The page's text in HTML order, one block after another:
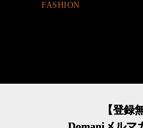
FASHION
【登録